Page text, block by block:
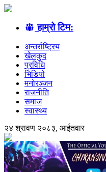
हाम्रो टिम:
अन्तर्राष्ट्रिय
खेलकुद
प्रविधि
भिडियो
मनोरञ्जन
राजनीति
समाज
स्वास्थ्य
२४ श्रावण २०८३, आईतवार